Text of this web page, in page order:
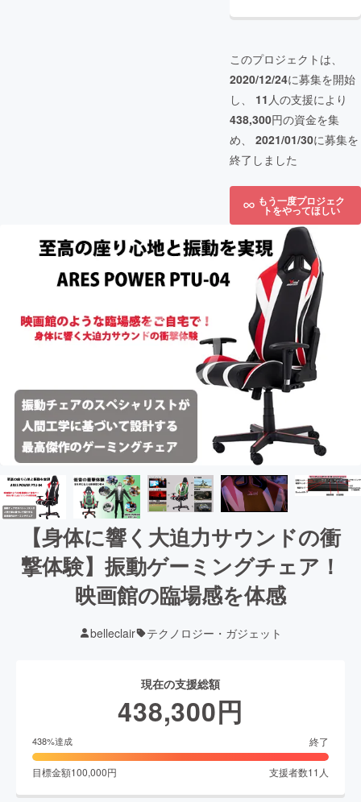
このプロジェクトは、
2020/12/24に募集を開始
し、 11 人の支援により
438,300円の資金を集
め、 2021/01/30に募集を
終了しました
もう一度プロジェク
トをやってほしい
【身体に響く大迫力サウンドの衝
撃体験】振動ゲーミングチェア！
映画館の臨場感を体感
belleclair テクノロジー・ガジェット
現在の支援総額
438,300円
438%達成 終了
目標金額100,000円 支援者数11 人